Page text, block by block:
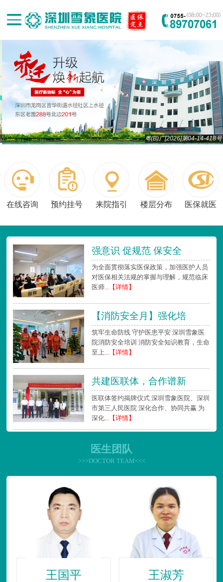
粤(B)广[2026]第04-14-418号
在线咨询 预约挂号 来院指引 楼层分布 医保就医
强意识 促规范 保安全
为全面贯彻落实医保政策，加强医护人员
对医保相关法规的掌握与理解，规范临床
医师...【详情】
【消防安全月】强化培
筑牢生命防线 守护医患平安 深圳雪象医
院消防安全培训 消防安全知识教育，生命
至上...【详情】
共建医联体，合作谱新
医联体签约揭牌仪式 深圳雪象医院、深圳
市第三人民医院 深化合作、协同共赢 为
深化...【详情】
医生团队
>>>DOCTOR TEAM<<<
王国平 王淑芳